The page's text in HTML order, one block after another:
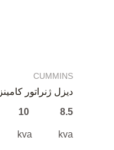
CUMMINS
دیزل ژنراتور کامینز 11 کاوا مدل X1.3-G2 (کپی)
8.5 10
kva kva